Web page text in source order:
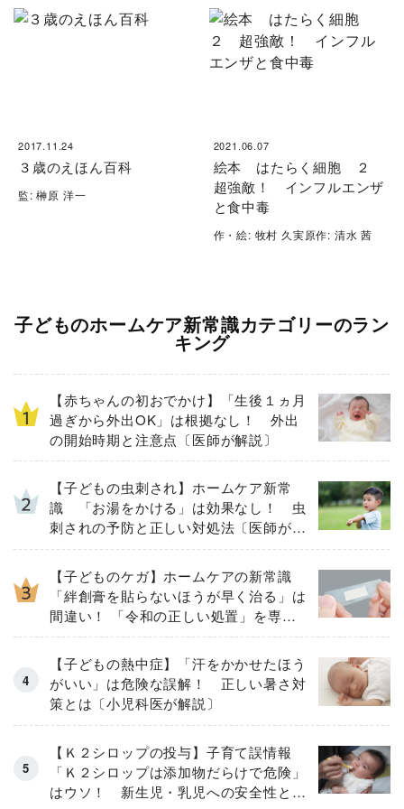
2017.11.24
３歳のえほん百科
監: 榊原 洋一
2021.06.07
絵本 はたらく細胞 ２
超強敵！ インフルエンザ
と食中毒
作・絵: 牧村 久実原作: 清水 茜
子どものホームケア新常識カテゴリーのラン
キング
【赤ちゃんの初おでかけ】「生後１ヵ月
過ぎから外出OK」は根拠なし！ 外出
の開始時期と注意点〔医師が解説〕
【子どもの虫刺され】ホームケア新常
識 「お湯をかける」は効果なし！ 虫
刺されの予防と正しい対処法〔医師が解
説〕
【子どものケガ】ホームケアの新常識
「絆創膏を貼らないほうが早く治る」は
間違い！ 「令和の正しい処置」を専門
家が解説
【子どもの熱中症】「汗をかかせたほう
がいい」は危険な誤解！ 正しい暑さ対
策とは〔小児科医が解説〕
【Ｋ２シロップの投与】子育て誤情報
「Ｋ２シロップは添加物だらけで危険」
はウソ！ 新生児・乳児への安全性と重